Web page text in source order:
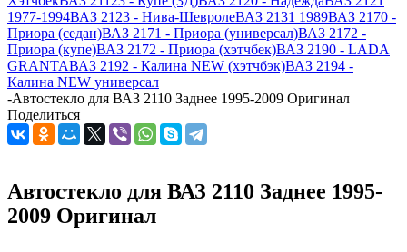
1977-1994ВАЗ 2123 - Нива-ШевролеВАЗ 2131 1989ВАЗ 2170 -
Приора (седан)ВАЗ 2171 - Приора (универсал)ВАЗ 2172 -
Приора (купе)ВАЗ 2172 - Приора (хэтчбек)ВАЗ 2190 - LADA
GRANTAВАЗ 2192 - Калина NEW (хэтчбэк)ВАЗ 2194 -
Калина NEW универсал
-Автостекло для ВАЗ 2110 Заднее 1995-2009 Оригинал
Поделиться
Автостекло для ВАЗ 2110 Заднее 1995-
2009 Оригинал